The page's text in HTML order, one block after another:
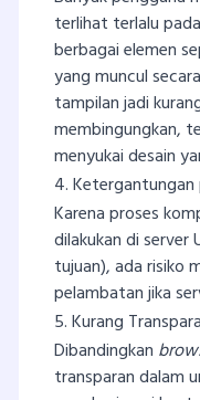
terlihat terlalu
berbagai elemen
yang muncul
tampilan jadi
membingungkan,
menyukai desain
4. Ketergantungan
Karena proses
dilakukan di server
tujuan), ada risiko
pelambatan jika
5. Kurang
Dibandingkan
transparan dalam